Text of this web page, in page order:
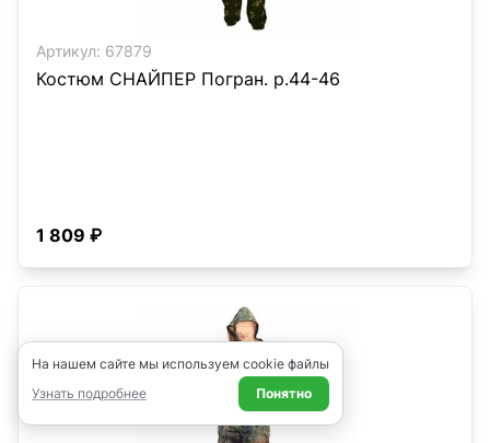
Артикул: 67879
Костюм СНАЙПЕР Погран. р.44-46
1 809 ₽
На нашем сайте мы используем cookie файлы
Узнать подробнее
Понятно